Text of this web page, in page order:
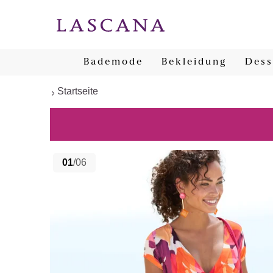
Bademode Bekleidung
Startseite
01/06